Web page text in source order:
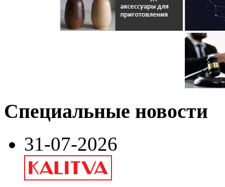
Специальные новости
31-07-2026